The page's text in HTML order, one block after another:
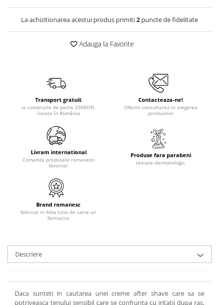
La achizitionarea acestui produs primiti2 puncte de fidelitate
Adauga la Favorite
Transport gratuit
la comenzile de peste 200RON,
livrate în România
Contacteaza-ne!
Oferim consultanta in alegerea
produselor
Livram international
Comanda produsele romanesti
favorite!
Produse fara parabeni
testate dermatologic
Brand romanesc
fabricat in Alba Iulia de catre un
farmacist
Descriere
Daca sunteti in cautarea unei creme after shave care sa se
potriveasca tenului sensibil care se confrunta cu iritatii dupa ras,